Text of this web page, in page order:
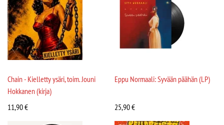
Chain - Kielletty ysäri, toim. Jouni
Hokkanen (kirja)
11,90€
Eppu Normaali: Syvään päähän (LP)
25,90€